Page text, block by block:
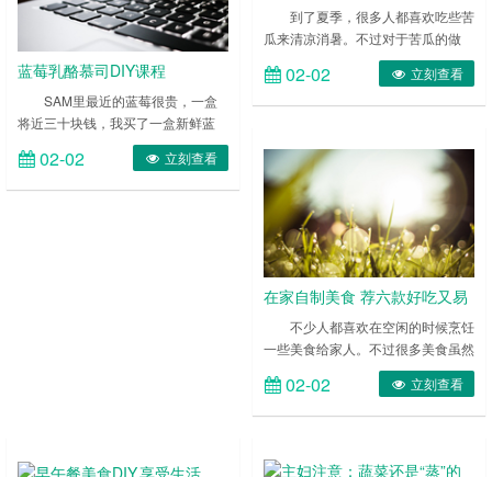
蓝莓乳酪慕司DIY课程
SAM里最近的蓝莓很贵，一盒
将近三十块钱，我买了一盒新鲜蓝
莓，记得冰箱里还有半年前零度保鲜
的两盒蓝莓，做一个冻芝士蛋糕的材
料就够用了。 ……
02-02 立刻查看
松做
到了夏季，很多人都喜欢吃些苦
瓜来清凉消暑。不过对于苦瓜的做
法，很多人还是局限于传统的苦瓜炒
蛋、苦瓜煲等。今天小编教大家几道
简单易做的苦瓜料理，让大家吃到更
02-02 立刻查看
在家自制美食 荐六款好吃又易
做的烹饪食谱
不少人都喜欢在空闲的时候烹饪
一些美食给家人。不过很多美食虽然
营养健康，而且看相很好，但是却很
难烹饪出来。怎么办呢?今天小编介
绍一些好吃又容易做的烹饪食谱给大
……
02-02 立刻查看